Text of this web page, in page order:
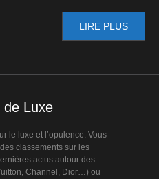
LIRE PLUS
de Luxe
le luxe et l’opulence. Vous
classements sur les
actus autour des
Channel, Dior…) ou